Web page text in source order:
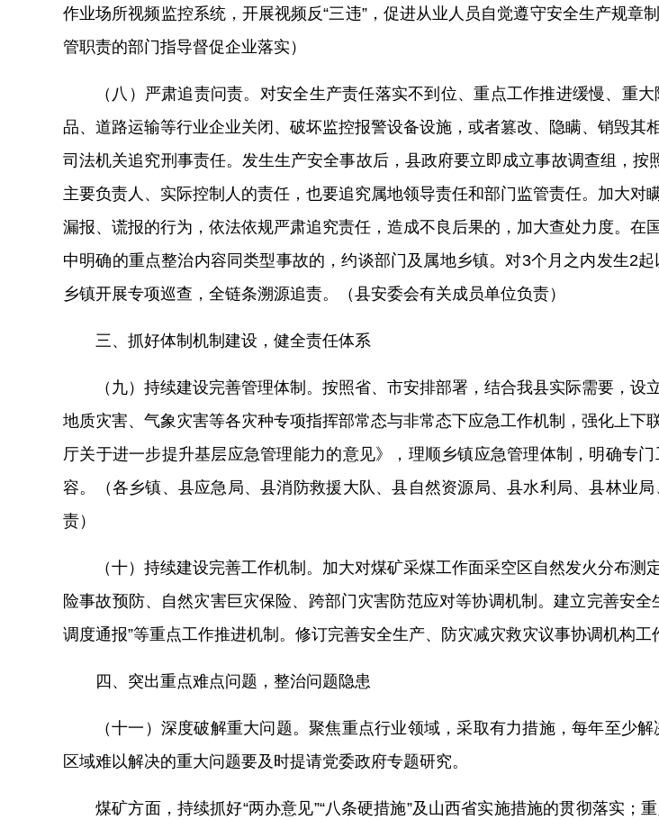
作业场所视频监控系统，开展视频反“三违”， 促进从业人员自觉遵守安全生产规章
管职责的部门指导督促企业落实）
（八） 严肃追责问责。 对安全生产责任落实不到位、重点工作推进缓慢 、重
品、道路运输等行业企业关闭、破坏监控报警设备设施，或者篡改、隐瞒、销毁其
司法机关追究刑事责任。 发生生产安全事故后，县政府要立即成立事故调查组，按
主要负责人、实际控制人的责任，也要追究属地领导责任和部门监管责任。加大对
漏报、谎报的行为，依法依规严肃追究责任，造成不良后果的，加大查处力度。在
中明确的重点整治内容 同类型事故的，约谈部门及属地乡镇。对3个月之内发生2起
乡镇开展专项巡查，全链条溯源追责。（县安委会有关成员单位负责）
三、抓好体制机制建设， 健全责任体系
（九）持续建设完善管理体制。 按照省、市安排部署， 结合我县实际需要， 设
地质灾害、气象灾害等各灾种专项指挥部常态与非常态下应急工作机制 ，强化上下
厅关于进一步提升基层应急管理能力的意见》
，理顺乡镇应急管理体制，明确专
容。（各乡镇、县应急局、县消防救援大队 、县自然资源局、县水利局、县林业局
责）
（十）持续建设完善工作机制。 加大对煤矿采煤工作面采空区自然发火分布测
险事故预防、自然灾害巨灾保险、 跨部门灾害防范应对等协调机制 。建立完善安全
调度通报”等重点工作推进机制。修订完善安全生产、防灾减灾救灾议事协调机构工
四、突出重点难点问题， 整治问题隐患
（十一）深度破解重大问题。聚焦重点行业领域，采取有力措施，每年至少解
区域难以解决的重大问题要及时提请党委政府专题研究。
煤矿方面， 持续抓好“两办意见”“八条硬措施”及山西省实施措施的贯彻落实；